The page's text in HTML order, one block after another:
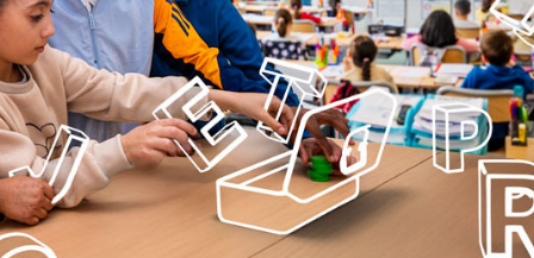
GERER SA COOPERATIVE
ACTIONS PÉDAGOGIQUES
RESSOURCES PEDAGOGIQUES
FORMATIONS
PRETS ET SERVICES